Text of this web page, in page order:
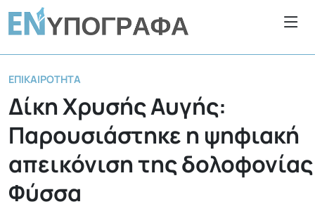
ΕΠΙΚΑΙΡΌΤΗΤΑ
Δίκη Χρυσής Αυγής:
Παρουσιάστηκε η ψηφιακή
απεικόνιση της δολοφονίας
Φύσσα